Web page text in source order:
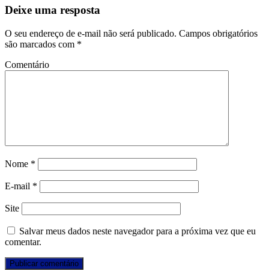
Deixe uma resposta
O seu endereço de e-mail não será publicado. Campos obrigatórios
são marcados com *
Comentário
Nome *
E-mail *
Site
Salvar meus dados neste navegador para a próxima vez que eu
comentar.